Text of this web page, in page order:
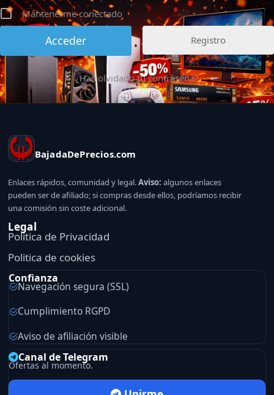
Mantenerme conectado
Registro
¿Has olvidado tu contraseña?
BajadaDePrecios.com
Enlaces rápidos, comunidad y legal.Aviso: algunos enlaces
pueden ser de afiliado; si compras desde ellos, podríamos recibir
una comisión sin coste adicional.
Legal
Politica de Privacidad
Politica de cookies
Confianza
Navegación segura (SSL)
Cumplimiento RGPD
Aviso de afiliación visible
Canal de Telegram
Ofertas al momento.